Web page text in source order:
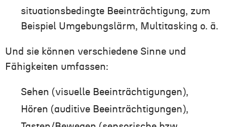
situationsbedingte Beeinträchtigung, zum
Beispiel Umgebungslärm, Multitasking o. ä.
Und sie können verschiedene Sinne und
Fähigkeiten umfassen:
Sehen (visuelle Beeinträchtigungen),
Hören (auditive Beeinträchtigungen),